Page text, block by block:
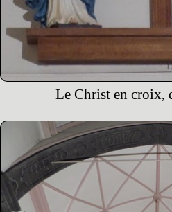
Le Christ en croix,